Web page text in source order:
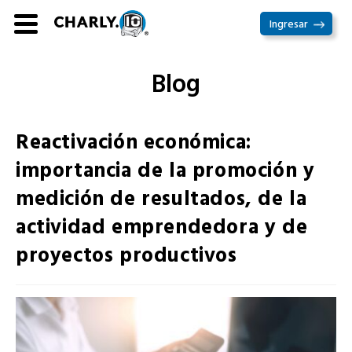
Ingresar
Blog
Reactivación económica:
importancia de la promoción y
medición de resultados, de la
actividad emprendedora y de
proyectos productivos